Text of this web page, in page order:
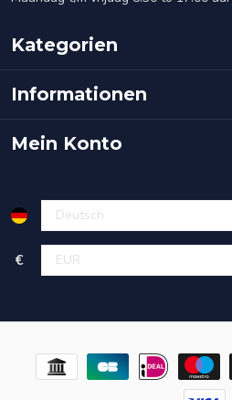
Kategorien
Informationen
Mein Konto
€